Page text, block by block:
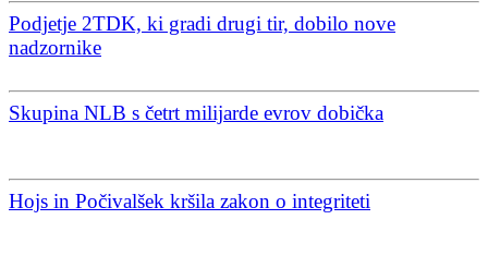
Podjetje 2TDK, ki gradi drugi tir, dobilo nove
nadzornike
Skupina NLB s četrt milijarde evrov dobička
Hojs in Počivalšek kršila zakon o integriteti